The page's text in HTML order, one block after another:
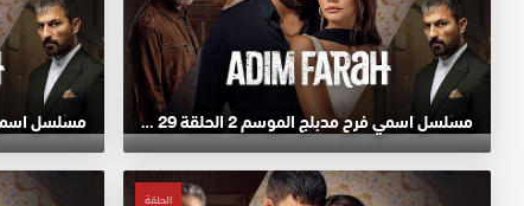
مسلسل اسمي فرح مدبلج الموسم 2 الحلقة 29 HD
الحلقة